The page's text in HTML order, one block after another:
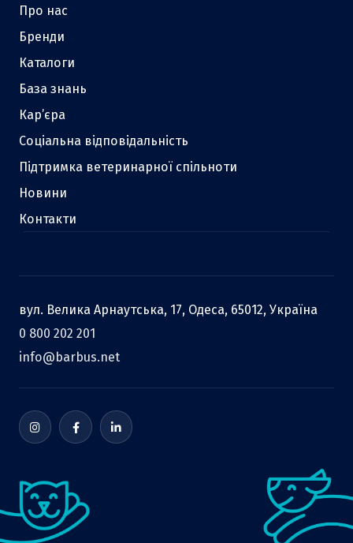
Про нас
Бренди
Каталоги
База знань
Кар’єра
Соціальна відповідальність
Підтримка ветеринарної спільноти
Новини
Контакти
вул. Велика Арнаутська, 17, Одеса, 65012, Україна
0 800 202 201
info@barbus.net